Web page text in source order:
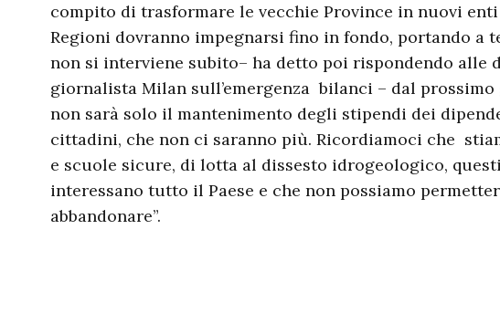
compito di trasformare le vecchie Province in nuovi
Regioni dovranno impegnarsi fino in fondo, portando a
non si interviene subito– ha detto poi rispondendo alle
giornalista Milan sull’emergenza bilanci – dal
non sarà solo il mantenimento degli stipendi dei
cittadini, che non ci saranno più. Ricordiamoci che
e scuole sicure, di lotta al dissesto idrogeologico,
interessano tutto il Paese e che non possiamo
abbandonare”.